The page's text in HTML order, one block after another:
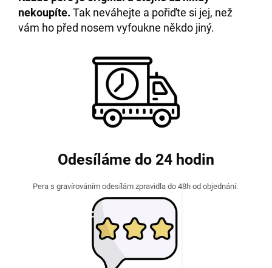
nekoupíte. Tak neváhejte a pořiďte si jej, než
vám ho před nosem vyfoukne někdo jiný.
Odesíláme do 24 hodin
Pera s gravírováním odesílám zpravidla do 48h od objednání.